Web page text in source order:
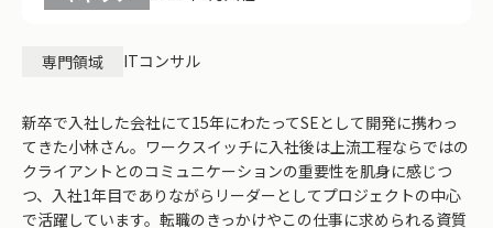
専門領域 ITコンサル
新卒で入社した会社にて15年にわたってSEとして開発に携わっ
てきた小林さん。ワークスイッチに入社後は上流工程ならではの
クライアントとのコミュニケーションの重要性を肌身に感じつ
つ、入社1年目でありながらリーダーとしてプロジェクトの中心
で活躍しています。転職のきっかけやこの仕事に求められる資質